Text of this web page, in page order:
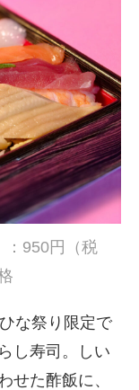
：950円（税
な祭り限定で
し寿司。しい
せた酢飯に、